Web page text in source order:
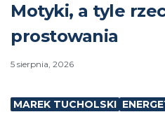
Motyki, a tyle
prostowania
5 sierpnia, 2026
MAREK TUCHOLSKI